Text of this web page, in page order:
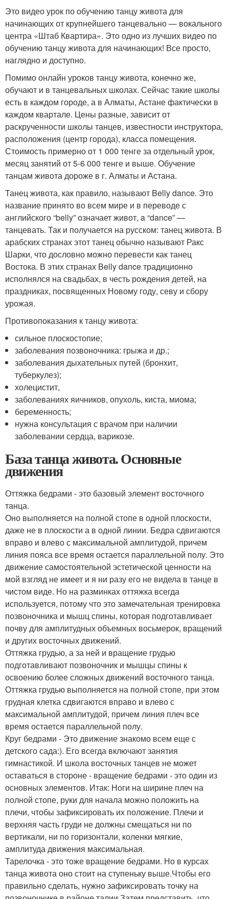
Это видео урок по обучению танцу живота для
начинающих от крупнейшего танцевально — вокального
центра «Штаб Квартира». Это одно из лучших видео по
обучению танцу живота для начинающих! Все просто,
наглядно и доступно.
Помимо онлайн уроков танцу живота, конечно же,
обучают и в танцевальных школах. Сейчас такие школы
есть в каждом городе, а в Алматы, Астане фактически в
каждом квартале. Цены разные, зависит от
раскрученности школы танцев, известности инструктора,
расположения (центр города), класса помещения.
Стоимость примерно от 1 000 тенге за отдельный урок,
месяц занятий от 5-6 000 тенге и выше. Обучение
танцам живота дороже в г. Алматы и Астана.
Танец живота, как правило, называют Belly dance. Это
название принято во всем мире и в переводе с
английского “belly” означает живот, a “dance” —
танцевать. Так и получается на русском: танец живота. В
арабских странах этот танец обычно называют Ракс
Шарки, что дословно можно перевести как танец
Востока. В этих странах Belly dance традиционно
исполнялся на свадьбах, в честь рождения детей, на
праздниках, посвященных Новому году, севу и сбору
урожая.
Противопоказания к танцу живота:
сильное плоскостопие;
заболевания позвоночника: грыжа и др.;
заболевания дыхательных путей (бронхит,
туберкулез);
холецистит,
заболеваниях яичников, опухоль, киста, миома;
беременность;
нужна консультация с врачом при наличии
заболевании сердца, варикозе.
База танца живота. Основные
движения
Оттяжка бедрами - это базовый элемент восточного
танца.
Оно выполняется на полной стопе в одной плоскости,
даже не в плоскости а в одной линии. Бедра сдвигаются
вправо и влево с максимальной амплитудой, причем
линия пояса все время остается параллельной полу. Это
движение самостоятельной эстетической ценности на
мой взгляд не имеет и я ни разу его не видела в танце в
чистом виде. Но на разминках оттяжка всегда
используется, потому что это замечательная тренировка
позвоночника и мышц спины, которая подготавливает
почву для амплитудных объемных восьмерок, вращений
и других восточных движений.
Оттяжка грудью, а за ней и вращение грудью
подготавливают позвоночник и мышцы спины к
освоению более сложных движений восточного танца.
Оттяжка грудью выполняется на полной стопе, при этом
грудная клетка сдвигаются вправо и влево с
максимальной амплитудой, причем линия плеч все
время остается параллельной полу.
Круг бедрами - Это движение знакомо всем еще с
детского сада:). Его всегда включают занятия
гимнастикой. И школа восточных танцев не может
оставаться в стороне - вращение бедрами - это один из
основных элементов. Итак: Ноги на ширине плеч на
полной стопе, руки для начала можно положить на
плечи, чтобы зафиксировать их положение. Плечи и
верхняя часть груди не должны смещаться ни по
вертикали, ни по горизонтали, коленки мягкие,
амплитуда движения максимальная.
Тарелочка - это тоже вращение бедрами. Но в курсах
танца живота оно стоит на ступеньку выше.Чтобы его
правильно сделать, нужно зафиксировать точку на